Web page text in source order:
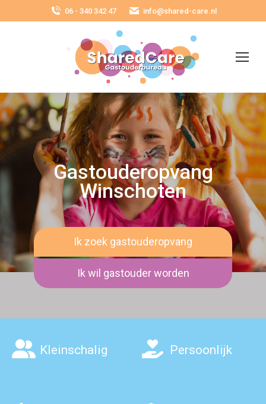
06 - 340 342 47 info@shared-care.nl
Gastouderopvang
Winschoten
Ik zoek gastouderopvang
Ik wil gastouder worden
Kleinschalig Persoonlijk